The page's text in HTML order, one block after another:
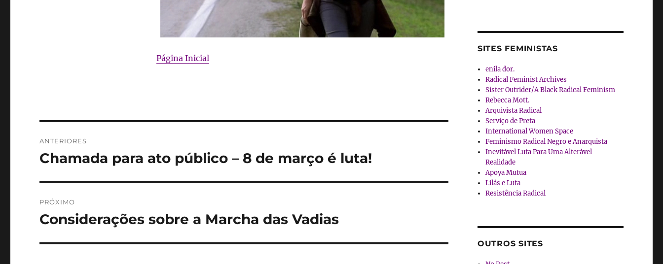
Página Inicial
de
ANTERIORES
Post
Chamada para ato público – 8 de março é luta!
PRÓXIMO
Próximo
Considerações sobre a Marcha das Vadias
SITES FEMINISTAS
enila dor.
Radical Feminist Archives
Sister Outrider/A Black Radical Feminism
Rebecca Mott.
Arquivista Radical
Serviço de Preta
International Women Space
Feminismo Radical Negro e Anarquista
Inevitável Luta Para Uma Alterável
Realidade
Apoya Mutua
Lilás e Luta
Resistência Radical
OUTROS SITES